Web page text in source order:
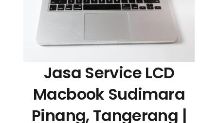
Jasa Service LCD
Macbook Sudimara
Pinang, Tangerang |